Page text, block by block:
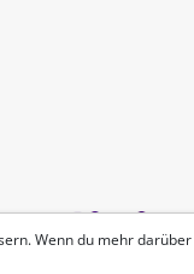
Wenn du mehr